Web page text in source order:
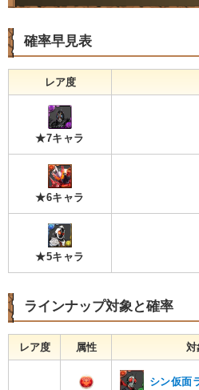
確率早見表
レア度
★7キャラ
★6キャラ
★5キャラ
ラインナップ対象と確率
レア度 属性 対
シン仮面